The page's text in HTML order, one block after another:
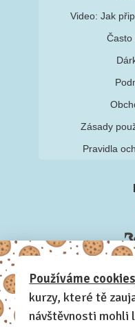
Video: Jak
Často
Zásady
Pravidla
Používáme cookies
kurzy, které tě
návštěvnosti mohli